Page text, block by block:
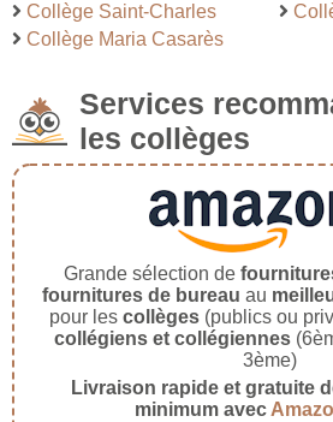
Collège Saint-Charles
Collège Maria Casarès
Services
les collèges
Grande sélection de
fournitures de bureau au
pour les collèges (publics ou
collégiens et collégiennes
3ème)
Livraison rapide et gratuite
minimum avec